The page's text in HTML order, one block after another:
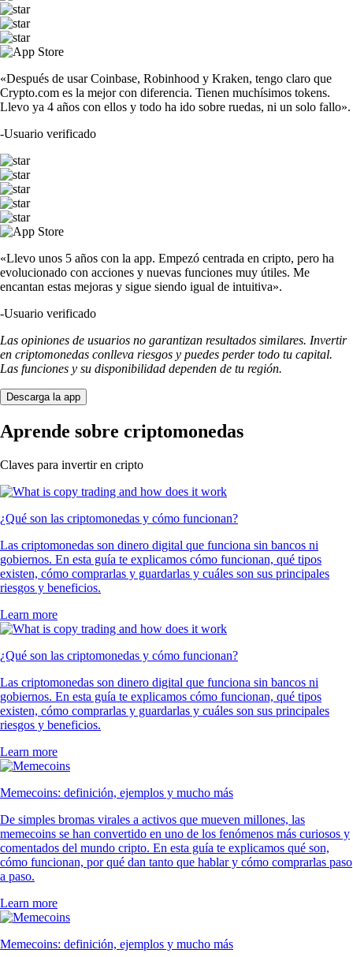
«Después de usar Coinbase, Robinhood y Kraken, tengo claro que
Crypto.com es la mejor con diferencia. Tienen muchísimos tokens.
Llevo ya 4 años con ellos y todo ha ido sobre ruedas, ni un solo fallo».
-Usuario verificado
«Llevo unos 5 años con la app. Empezó centrada en cripto, pero ha
evolucionado con acciones y nuevas funciones muy útiles. Me
encantan estas mejoras y sigue siendo igual de intuitiva».
-Usuario verificado
Las opiniones de usuarios no garantizan resultados similares. Invertir
en criptomonedas conlleva riesgos y puedes perder todo tu capital.
Las funciones y su disponibilidad dependen de tu región.
Descarga la app
Aprende sobre criptomonedas
Claves para invertir en cripto
¿Qué son las criptomonedas y cómo funcionan?
Las criptomonedas son dinero digital que funciona sin bancos ni
gobiernos. En esta guía te explicamos cómo funcionan, qué tipos
existen, cómo comprarlas y guardarlas y cuáles son sus principales
riesgos y beneficios.
Learn more
¿Qué son las criptomonedas y cómo funcionan?
Las criptomonedas son dinero digital que funciona sin bancos ni
gobiernos. En esta guía te explicamos cómo funcionan, qué tipos
existen, cómo comprarlas y guardarlas y cuáles son sus principales
riesgos y beneficios.
Learn more
Memecoins: definición, ejemplos y mucho más
De simples bromas virales a activos que mueven millones, las
memecoins se han convertido en uno de los fenómenos más curiosos y
comentados del mundo cripto. En esta guía te explicamos qué son,
cómo funcionan, por qué dan tanto que hablar y cómo comprarlas paso
a paso.
Learn more
Memecoins: definición, ejemplos y mucho más